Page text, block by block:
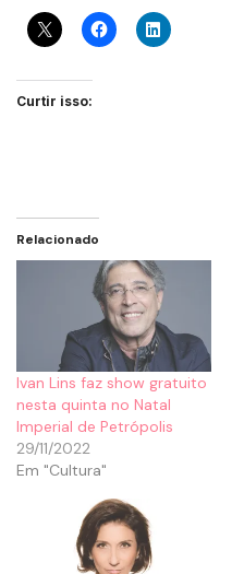
Curtir isso:
Relacionado
Ivan Lins faz show gratuito
nesta quinta no Natal
Imperial de Petrópolis
29/11/2022
Em "Cultura"